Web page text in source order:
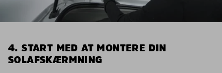
4. START MED AT MONTERE DIN
SOLAFSKÆRMNING